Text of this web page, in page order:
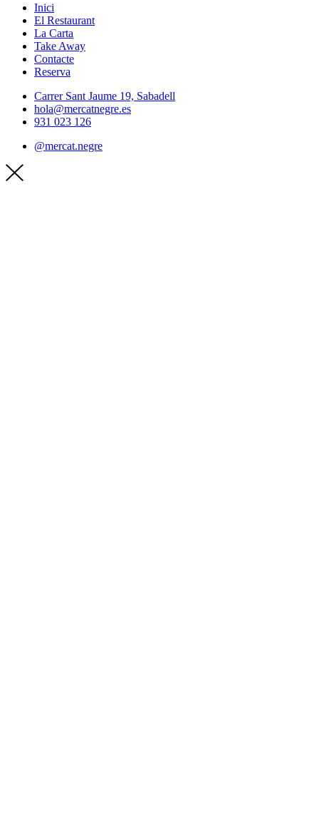
Inici
El Restaurant
La Carta
Take Away
Contacte
Reserva
Carrer Sant Jaume 19, Sabadell
hola@mercatnegre.es
931 023 126
@mercat.negre